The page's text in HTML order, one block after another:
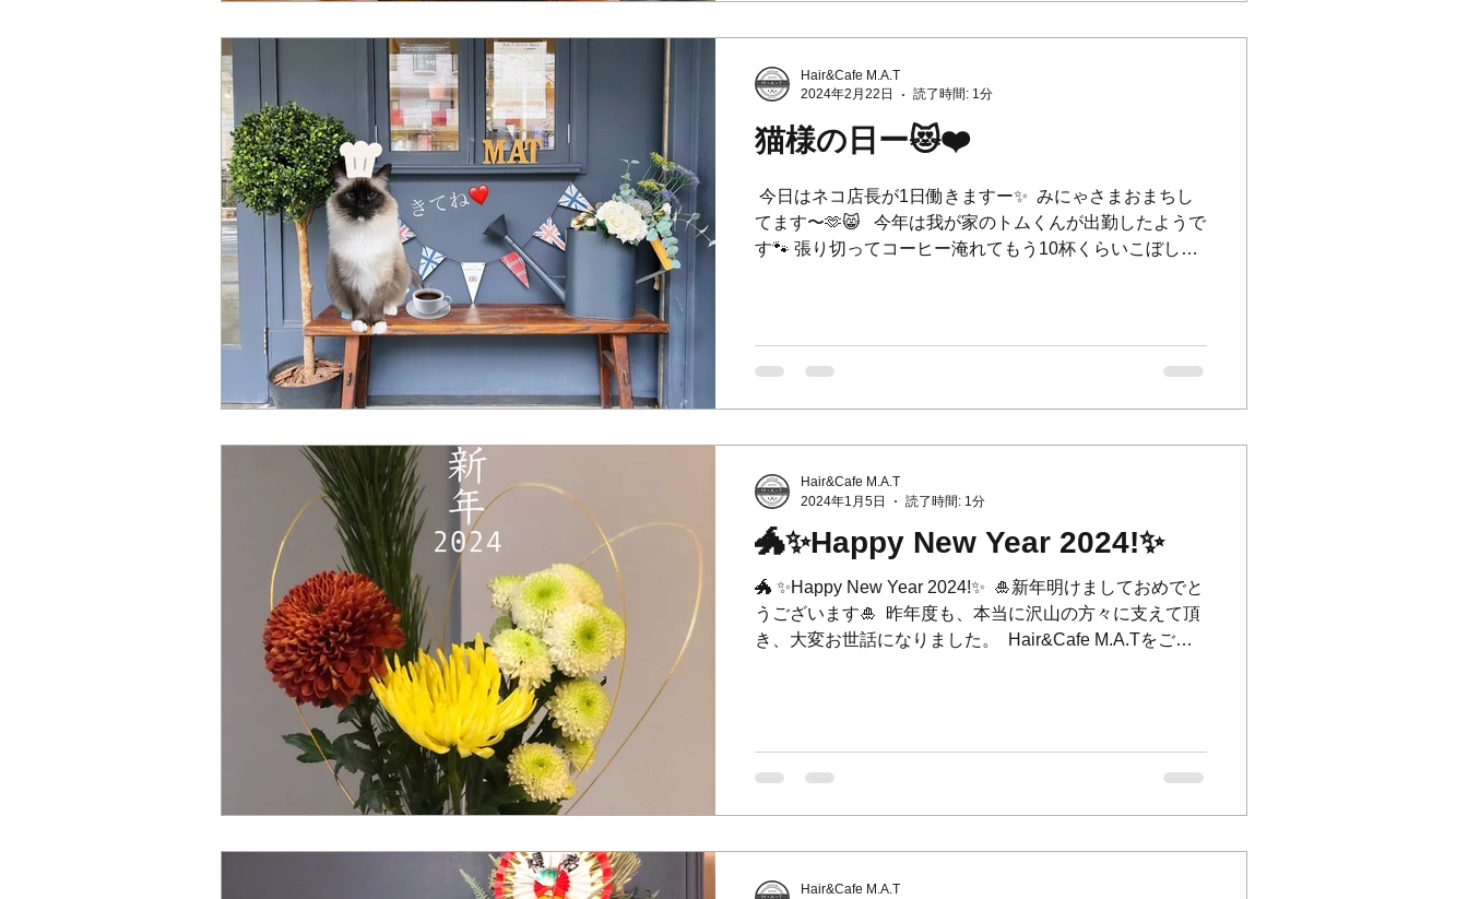
猫様の日ー😻❤️
⁡ 今日はネコ店長が1日働きますー✨ ⁡ みにゃさまおまちし
てます〜🫶😸 ⁡ ⁡ 今年は我が家のトムくんが出勤したようで
す🐾 張り切ってコーヒー淹れてもう10杯くらいこぼしま
Hair&Cafe M.A.T
2024年2月22日
読了時間: 1分
🐲✨Happy New Year 2024!✨
🐲 ✨Happy New Year 2024!✨ ⁡ 🎍新年明けましておめでと
うございます🎍 ⁡ 昨年度も、本当に沢山の方々に支えて頂
き、大変お世話になりました。 ⁡ Hair&Cafe M.A.Tをご利
Hair&Cafe M.A.T
2024年1月5日
読了時間: 1分
Hair&Cafe M.A.T